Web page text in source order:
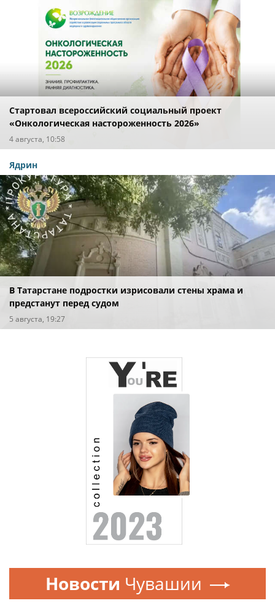
Стартовал всероссийский социальный проект
«Онкологическая настороженность 2026»
4 августа, 10:58
Ядрин
В Татарстане подростки изрисовали стены храма и
предстанут перед судом
5 августа, 19:27
Новости Чувашии